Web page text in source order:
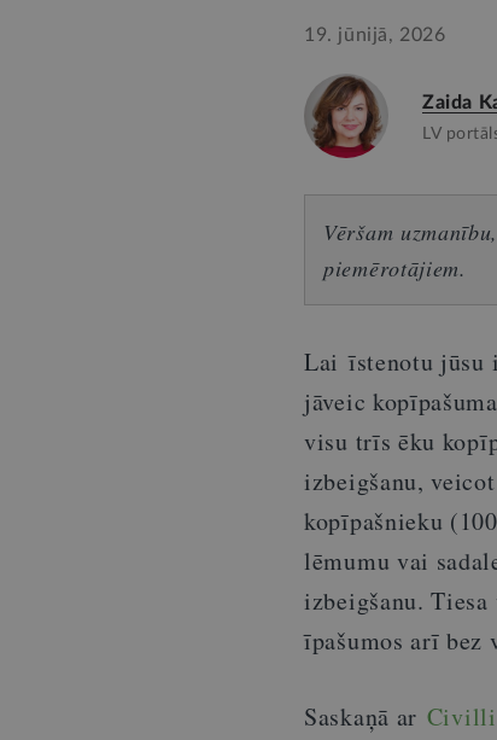
19. jūnijā, 2026
Zaida
LV
Vēršam
piemērotājiem.
Lai īstenotu jūsu
jāveic
visu trīs ēku
izbeigšanu,
kopīpašnieku
lēmumu vai
izbeigšanu.
īpašumos arī bez
Saskaņā ar